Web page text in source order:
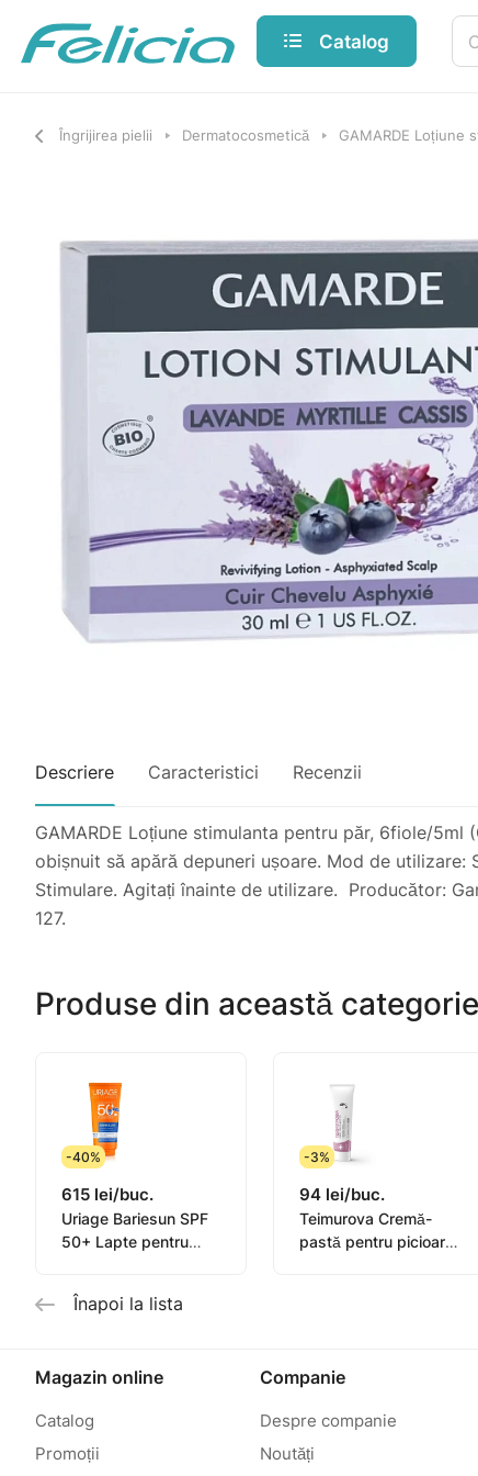
Catalog
Îngrijirea pielii Dermatocosmetică GAMARDE Loțiune
Descriere Caracteristici Recenzii
GAMARDE Loțiune stimulanta pentru păr, 6fiole/
obișnuit să apără depuneri ușoare. Mod de
Stimulare. Agitați înainte de utilizare. Producător:
127.
Produse din această categorie
-40%
615 lei/buc.
Uriage Bariesun SPF
50+ Lapte pentru
-3%
94 lei/buc.
Teimurova Cremă-
pastă pentru picioare
Înapoi la lista
Magazin online
Catalog
Promoții
Companie
Despre companie
Noutăți